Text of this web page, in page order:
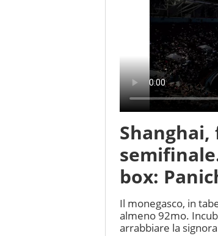
box:
Il monegasco, in
almeno 92mo.
arrabbiare la